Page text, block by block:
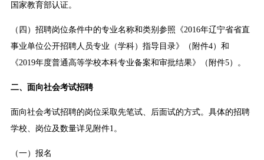
国家教育部认证。
（四）招聘岗位条件中的专业名称和类别参照《2016年辽宁省省直
事业单位公开招聘人员专业（学科）指导目录》（附件4）和
《2019年度普通高等学校本科专业备案和审批结果》（附件5）。
二、面向社会考试招聘
面向社会考试招聘的岗位采取先笔试、后面试的方式。具体的招聘
学校、岗位及数量详见附件1。
（一）报名